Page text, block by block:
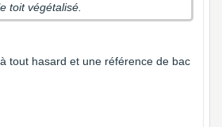
toit végétalisé.
tout hasard et une référence de bac